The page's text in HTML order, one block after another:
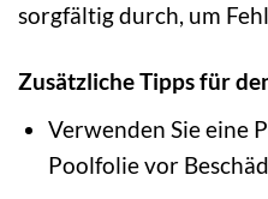
sorgfältig durch, um
Zusätzliche Tipps für
Verwenden Sie eine
Poolfolie vor